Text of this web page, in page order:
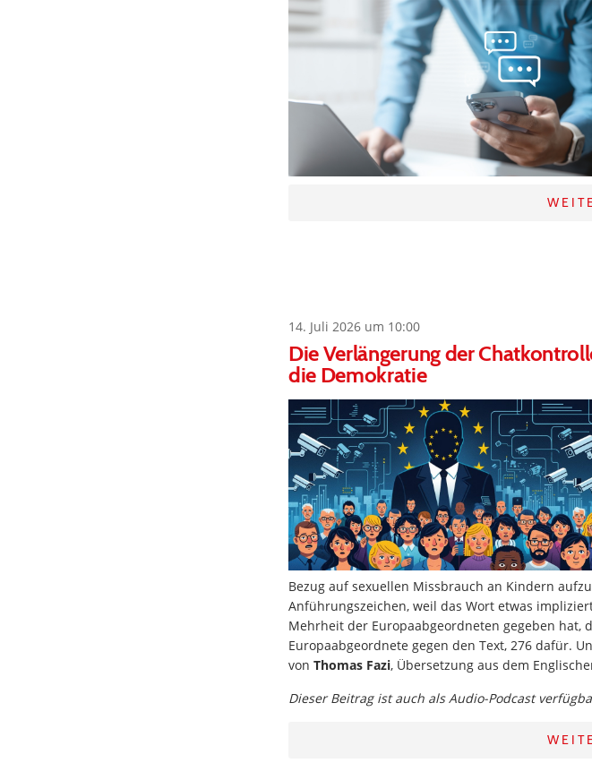
14. Juli 2026 um 10:00
Die Verlängerung der
die Demokratie
Bezug auf sexuellen Missbrauch an Kindern
Anführungszeichen, weil das Wort etwas
Mehrheit der Europaabgeordneten gegeben
Europaabgeordnete gegen den Text, 276 dafür.
von Thomas Fazi, Übersetzung aus dem
Dieser Beitrag ist auch als Audio-Podcast